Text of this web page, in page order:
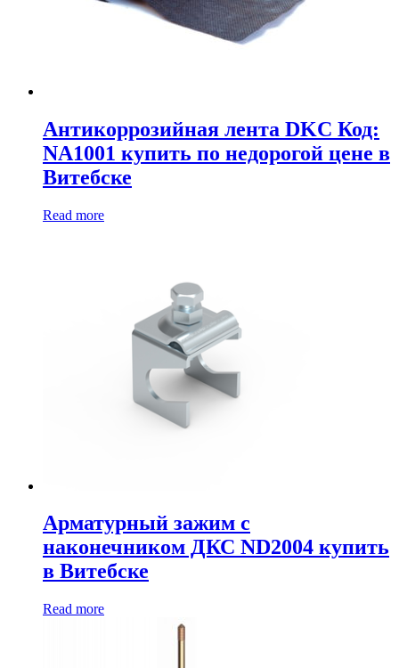
Антикоррозийная лента DKC Код:
NA1001 купить по недорогой цене в
Витебске
Read more
Арматурный зажим с
наконечником ДКС ND2004 купить
в Витебске
Read more